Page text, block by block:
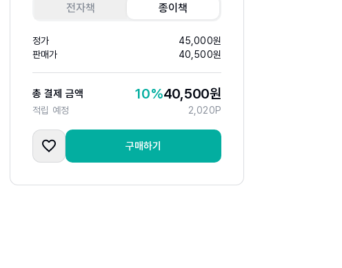
전자책 종이책
정가 45,000원
판매가
40,500원
총 결제 금액 10%40,500원
적립 예정 2,020P
구매하기